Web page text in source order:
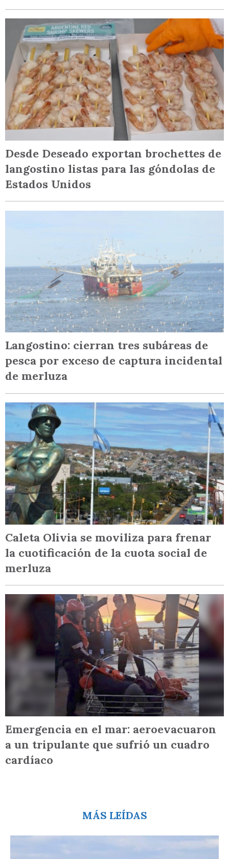
Desde Deseado exportan brochettes de
langostino listas para las góndolas de
Estados Unidos
Langostino: cierran tres subáreas de
pesca por exceso de captura incidental
de merluza
Caleta Olivia se moviliza para frenar
la cuotificación de la cuota social de
merluza
Emergencia en el mar: aeroevacuaron
a un tripulante que sufrió un cuadro
cardíaco
MÁS LEÍDAS